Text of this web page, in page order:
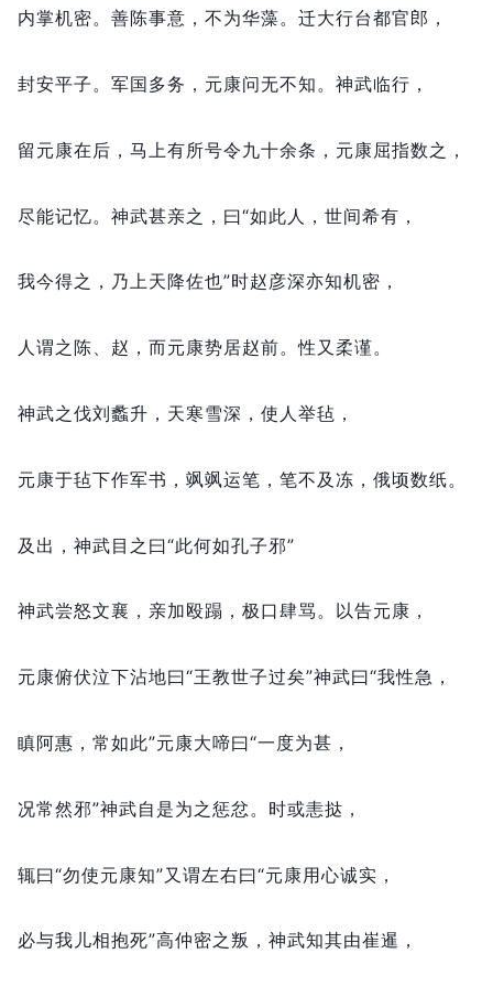
内掌机密。 善陈事意， 不为华藻。 迁大行台都官郎，
封安平子。 军国多务， 元康问无不知。 神武临行，
留元康在后， 马上有所号令九十余条， 元康屈指数之，
尽能记忆。 神武甚亲之， 曰“如此人， 世间希有，
我今得之， 乃上天降佐也”时赵彦深亦知机密，
人谓之陈、赵， 而元康势居赵前。性又柔谨。
神武之伐刘蠡升， 天寒雪深， 使人举毡，
元康于毡下作军书， 飒飒运笔， 笔不及冻， 俄顷数纸。
及出， 神武目之曰“此何如孔子邪”
神武尝怒文襄， 亲加殴蹋， 极口肆骂。 以告元康，
元康俯伏泣下沾地曰“王教世子过矣”神武曰“我性急，
瞋阿惠， 常如此”元康大啼曰“一度为甚，
况常然邪”神武自是为之惩忿。 时或恚挞，
辄曰“勿使元康知”又谓左右曰“元康用心诚实，
必与我儿相抱死”高仲密之叛， 神武知其由崔暹，